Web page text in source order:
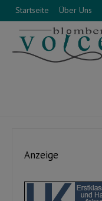
Startseite Über Uns
Anzeige